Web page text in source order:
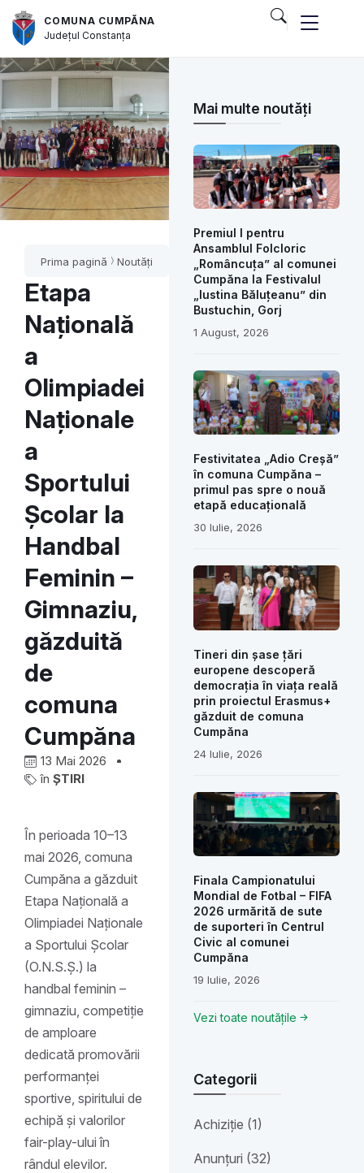
COMUNA CUMPĂNA
JudețulConstanța
Prima pagină Noutăți
Etapa
Națională
a
Olimpiadei
Naționale
a
Sportului
Școlar la
Handbal
Feminin –
Gimnaziu,
găzduită
de
comuna
Cumpăna
13 Mai 2026
în ȘTIRI
În perioada 10–13
mai 2026, comuna
Cumpăna a găzduit
Etapa Națională a
Olimpiadei Naționale
a Sportului Școlar
(O.N.S.Ș.) la
handbal feminin –
gimnaziu, competiție
de amploare
dedicată promovării
performanței
sportive, spiritului de
echipă și valorilor
fair-play-ului în
rândul elevilor.
Mai multe noutăți
Premiul I pentru
Ansamblul Folcloric
„Româncuța” al comunei
Cumpăna la Festivalul
„Iustina Băluțeanu” din
Bustuchin, Gorj
1 August, 2026
Festivitatea „Adio Creșă”
în comuna Cumpăna –
primul pas spre o nouă
etapă educațională
30 Iulie, 2026
Tineri din șase țări
europene descoperă
democrația în viața reală
prin proiectul Erasmus+
găzduit de comuna
Cumpăna
24 Iulie, 2026
Finala Campionatului
Mondial de Fotbal – FIFA
2026 urmărită de sute
de suporteri în Centrul
Civic al comunei
Cumpăna
19 Iulie, 2026
Vezi toate noutățile
Categorii
Achiziție (1)
Anunțuri (32)